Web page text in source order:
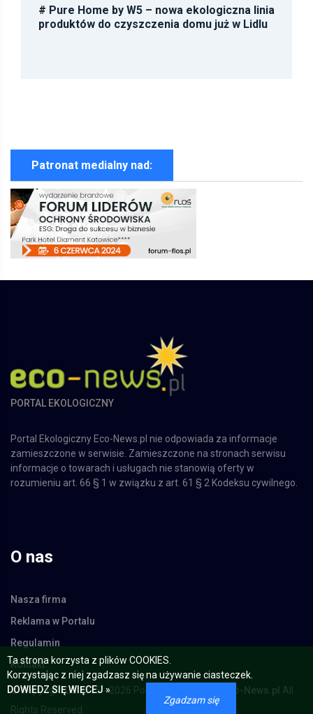
# Pure Home by W5 – nowa ekologiczna linia
produktów do czyszczenia domu już w Lidlu
Patronat medialny nad:
PORTAL EKOLOGICZNY
Portal Ekologiczny Eco-News.pl nie odpowiada za informacje
zamieszczone w serwisie. Zamieszczone na stronach serwisu
informacje o towarach i usługach nie stanowią oferty w
rozumieniu art. 66 § 1 w związku z art. 61 § 2 Kodeksu cywilnego.
O nas
Nasza firma
Reklama w Portalu
Regulamin
Kontakt
© Copyright 02.2015 - 2026 Portal Ekologiczny - Eco-News.pl All
Rights Reserved.
Ta strona korzysta z plików COOKIES.
Korzystając z niej zgadzasz się na używanie ciasteczek.
DOWIEDZ SIĘ WIĘCEJ »
Zgadzam się